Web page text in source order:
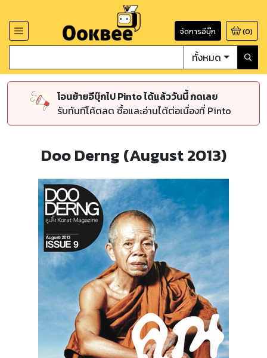
จัดการอีบุ๊ก (0)
ทั้งหมด
โอนย้ายอีบุ๊กไป Pinto ได้แล้ววันนี้ กดเลย
รับทันทีโค้ดลด ซื้อและอ่านได้ต่อเนื่องที่ Pinto
Doo Derng (August 2013)